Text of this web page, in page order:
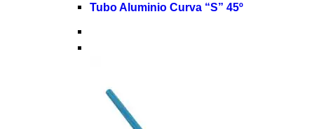
Tubo Aluminio Curva “S” 45º